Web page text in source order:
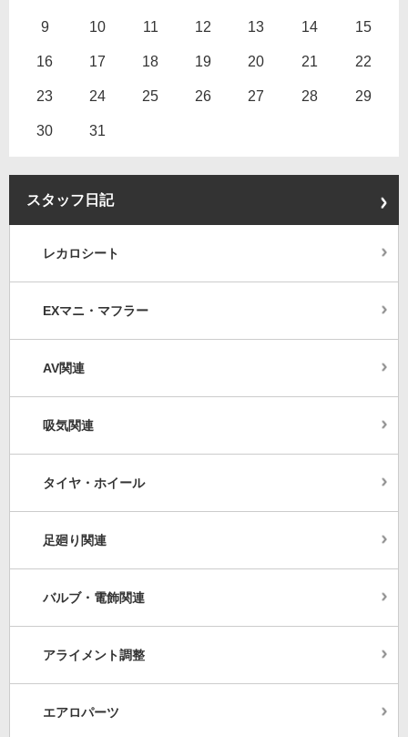
9 10 11 12 13 14 15
16 17 18 19 20 21 22
23 24 25 26 27 28 29
30 31
スタッフ日記
レカロシート
EXマニ・マフラー
AV関連
吸気関連
タイヤ・ホイール
足廻り関連
バルブ・電飾関連
アライメント調整
エアロパーツ